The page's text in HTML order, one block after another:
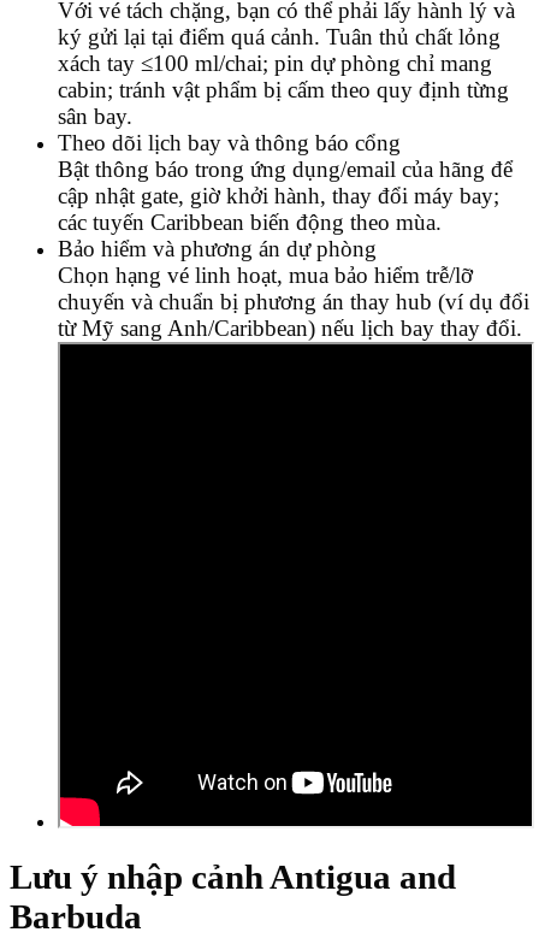
Với vé tách chặng, bạn có thể phải lấy hành lý và
ký gửi lại tại điểm quá cảnh. Tuân thủ chất lỏng
xách tay ≤100 ml/chai; pin dự phòng chỉ mang
cabin; tránh vật phẩm bị cấm theo quy định từng
sân bay.
Theo dõi lịch bay và thông báo cổng
Bật thông báo trong ứng dụng/email của hãng để
cập nhật gate, giờ khởi hành, thay đổi máy bay;
các tuyến Caribbean biến động theo mùa.
Bảo hiểm và phương án dự phòng
Chọn hạng vé linh hoạt, mua bảo hiểm trễ/lỡ
chuyến và chuẩn bị phương án thay hub (ví dụ đổi
từ Mỹ sang Anh/Caribbean) nếu lịch bay thay đổi.
Lưu ý nhập cảnh Antigua and
Barbuda